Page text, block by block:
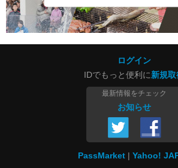
ログイン
IDでもっと便利に新規取
最新情報をチェック
お知らせ
PassMarket Yahoo!